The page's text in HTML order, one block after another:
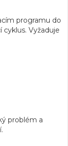
programu do
cyklus. Vyžaduje
problém a